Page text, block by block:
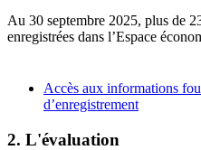
Au 30 septembre 2025, plus de
enregistrées dans l’Espace
Accès aux informations
d’enregistrement
2. L'évaluation